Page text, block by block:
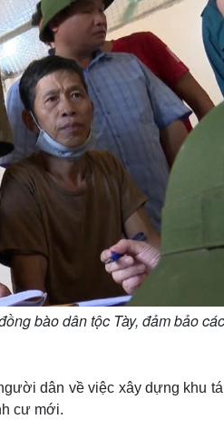
bào dân tộc Tày, đảm bảo
dân về việc xây dựng khu
cư mới.